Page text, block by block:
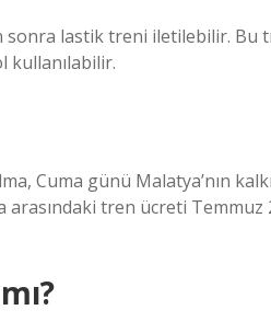
sonra lastik treni iletilebilir. Bu
kullanılabilir.
Cuma günü Malatya’nın
tren ücreti Temmuz